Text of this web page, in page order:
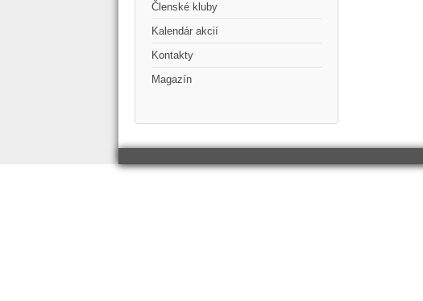
Členské kluby
Kalendár akcií
Kontakty
Magazín